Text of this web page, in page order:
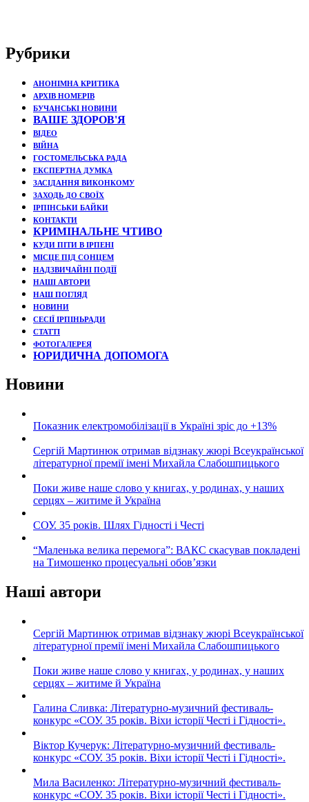
Рубрики
АНОНІМНА КРИТИКА
АРХІВ НОМЕРІВ
БУЧАНСЬКІ НОВИНИ
ВАШЕ ЗДОРОВ'Я
ВІДЕО
ВІЙНА
ГОСТОМЕЛЬСЬКА РАДА
ЕКСПЕРТНА ДУМКА
ЗАСІДАННЯ ВИКОНКОМУ
ЗАХОДЬ ДО СВОЇХ
ІРПІНСЬКИ БАЙКИ
КОНТАКТИ
КРИМІНАЛЬНЕ ЧТИВО
КУДИ ПІТИ В ІРПЕНІ
МІСЦЕ ПІД СОНЦЕМ
НАДЗВИЧАЙНІ ПОДЇЇ
НАШІ АВТОРИ
НАШ ПОГЛЯД
НОВИНИ
СЕСІЇ ІРПІНЬРАДИ
СТАТТІ
ФОТОГАЛЕРЕЯ
ЮРИДИЧНА ДОПОМОГА
Новини
Показник електромобілізації в Україні зріс до +13%
Сергій Мартинюк отримав відзнаку жюрі Всеукраїнської
літературної премії імені Михайла Слабошпицького
Поки живе наше слово у книгах, у родинах, у наших
серцях – житиме й Україна
СОУ. 35 років. Шлях Гідності і Честі
“Маленька велика перемога”: ВАКС скасував покладені
на Тимошенко процесуальні обов’язки
Наші автори
Сергій Мартинюк отримав відзнаку жюрі Всеукраїнської
літературної премії імені Михайла Слабошпицького
Поки живе наше слово у книгах, у родинах, у наших
серцях – житиме й Україна
Галина Сливка: Літературно-музичний фестиваль-
конкурс «СОУ. 35 років. Віхи історії Честі і Гідності».
Віктор Кучерук: Літературно-музичний фестиваль-
конкурс «СОУ. 35 років. Віхи історії Честі і Гідності».
Мила Василенко: Літературно-музичний фестиваль-
конкурс «СОУ. 35 років. Віхи історії Честі і Гідності».